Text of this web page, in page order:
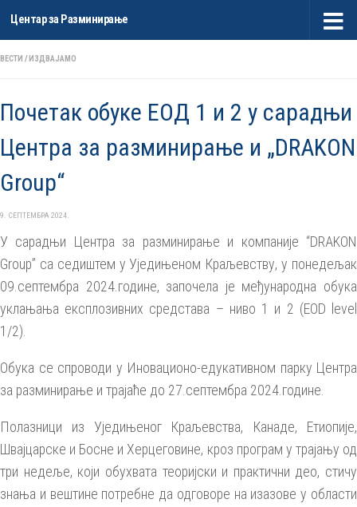
Skip to content
Центар за Разминирање
ВЕСТИ /ИЗДВАЈАМО
Почетак обуке ЕОД 1 и 2 у сарадњи
Центра за разминирање и „DRAKON
Group“
9. СЕПТЕМБРА 2024.
У сарадњи Центра за разминирање и компаније “DRAKON
Group” са седиштем у Уједињеном Краљевству, у понедељак
09.септембра 2024.године, започела је међународна обука
уклањања експлозивних средстава – ниво 1 и 2 (EOD level
1/2).
Обука се спроводи у Иновационо-едукативном парку Центра
за разминирање и трајаће до 27.септембра 2024.године.
Полазници из Уједињеног Краљевства, Канаде, Етиопије,
Швајцарске и Босне и Херцеговине, кроз програм у трајању од
три недеље, који обухвата теоријски и практични део, стичу
знања и вештине потребне да одговоре на изазове у области